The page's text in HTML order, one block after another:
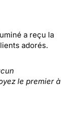
a reçu la
adorés.
le premier à